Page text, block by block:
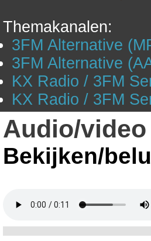
Themakanalen:
3FM Alternative
3FM Alternative
KX Radio / 3FM
KX Radio / 3FM
Audio/video
Bekijken/